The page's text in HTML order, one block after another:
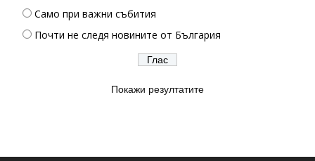
Само при важни събития
Почти не следя новините от България
Покажи резултатите